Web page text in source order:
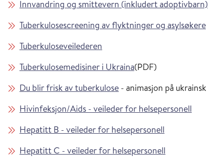
Innvandring og smittevern (inkludert adoptivbarn)
Tuberkulosescreening av flyktninger og asylsøkere
Tuberkuloseveilederen
Tuberkulosemedisiner i Ukraina(PDF)
Du blir frisk av tuberkulose - animasjon på ukrainsk
Hivinfeksjon/Aids - veileder for helsepersonell
Hepatitt B - veileder for helsepersonell
Hepatitt C - veileder for helsepersonell